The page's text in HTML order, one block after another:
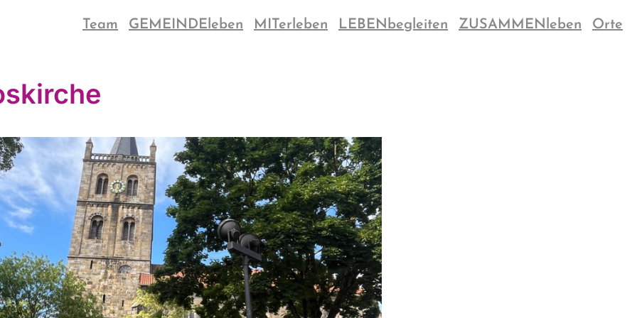
Team GEMEINDEleben MITerleben LEBENbegleiten ZUSAMMENleben Orte